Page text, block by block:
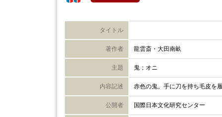
タイトル
著作者 龍雲斎・大田南畝
主題 鬼；オニ
内容記述 赤色の鬼。手に刀を持ち毛皮を
公開者 国際日本文化研究センター